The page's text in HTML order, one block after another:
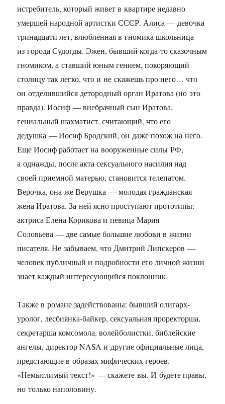
истребитель, который живет в квартире недавно
умершей народной артистки СССР. Алиса — девочка
тринадцати лет, влюбленная в гномика школьница
из города Судогды. Эжен, бывший когда-то сказочным
гномиком, а ставший юным гением, покоряющий
столицу так легко, что и не скажешь про него… что
он отделившийся детородный орган Иратова (но это
правда). Иосиф — внебрачный сын Иратова,
гениальный шахматист, считающий, что его
дедушка — Иосиф Бродский, он даже похож на него.
Еще Иосиф работает на вооруженные силы РФ,
а однажды, после акта сексуального насилия над
своей приемной матерью, становится телепатом.
Верочка, она же Верушка — молодая гражданская
жена Иратова. За ней ясно проступают прототипы:
актриса Елена Корикова и певица Мария
Соловьева — две самые большие любови в жизни
писателя. Не забываем, что Дмитрий Липскеров —
человек публичный и подробности его личной жизни
знает каждый интересующийся поклонник.
Также в романе задействованы: бывший олигарх-
уролог, лесбиянка-байкер, сексуальная проректорша,
секретарша комсомола, волейболистки, библейские
ангелы, директор NASA и другие официальные лица,
предстающие в образах мифических героев.
«Немыслимый текст!» — скажете вы. И будете правы,
но только наполовину.